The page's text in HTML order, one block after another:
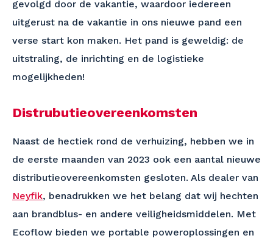
gevolgd door de vakantie, waardoor iedereen
uitgerust na de vakantie in ons nieuwe pand een
verse start kon maken. Het pand is geweldig: de
uitstraling, de inrichting en de logistieke
mogelijkheden!
Distrubutieovereenkomsten
Naast de hectiek rond de verhuizing, hebben we in
de eerste maanden van 2023 ook een aantal nieuwe
distributieovereenkomsten gesloten. Als dealer van
Neyfik, benadrukken we het belang dat wij hechten
aan brandblus- en andere veiligheidsmiddelen. Met
Ecoflow bieden we portable poweroplossingen en